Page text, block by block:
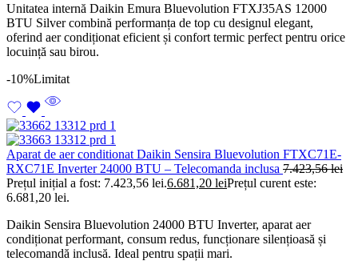
Unitatea internă Daikin Emura Bluevolution FTXJ35AS 12000
BTU Silver combină performanța de top cu designul elegant,
oferind aer condiționat eficient și confort termic perfect pentru orice
locuință sau birou.
-10%Limitat
Aparat de aer conditionat Daikin Sensira Bluevolution FTXC71E-
RXC71E Inverter 24000 BTU – Telecomanda inclusa 7.423,56lei
Prețul inițial a fost: 7.423,56 lei.6.681,20 leiPrețul curent este:
6.681,20 lei.
Daikin Sensira Bluevolution 24000 BTU Inverter, aparat aer
condiționat performant, consum redus, funcționare silențioasă și
telecomandă inclusă. Ideal pentru spații mari.